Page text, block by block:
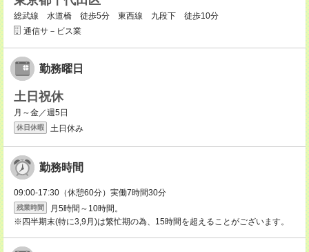
総武線 水道橋 徒歩5分 東西線 九段下 徒歩10分
通信サ－ビス業
勤務曜日
土日祝休
月～金／週5日
休日休暇 土日休み
勤務時間
09:00-17:30（休憩60分）実働7時間30分
残業時間
月5時間～10時間。
※四半期末(特に3,9月)は繁忙期の為、15時間を超えることがございます。